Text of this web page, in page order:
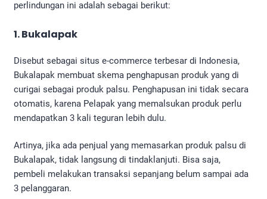
perlindungan ini adalah sebagai berikut:
1. Bukalapak
Disebut sebagai situs e-commerce terbesar di Indonesia,
Bukalapak membuat skema penghapusan produk yang di
curigai sebagai produk palsu. Penghapusan ini tidak secara
otomatis, karena Pelapak yang memalsukan produk perlu
mendapatkan 3 kali teguran lebih dulu.
Artinya, jika ada penjual yang memasarkan produk palsu di
Bukalapak, tidak langsung di tindaklanjuti. Bisa saja,
pembeli melakukan transaksi sepanjang belum sampai ada
3 pelanggaran.